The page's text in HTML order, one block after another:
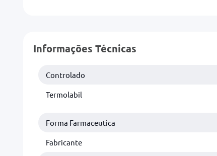
Informações Técnicas
Controlado
Termolabil
Forma Farmaceutica
Fabricante